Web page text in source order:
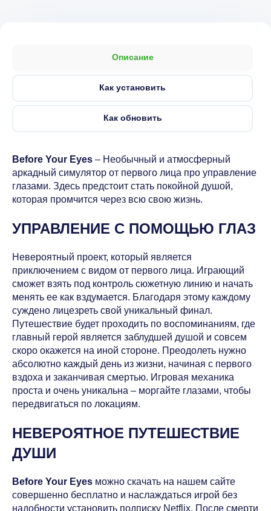
Описание
Как установить
Как обновить
Before Your Eyes – Необычный и атмосферный
аркадный симулятор от первого лица про управление
глазами. Здесь предстоит стать покойной душой,
которая промчится через всю свою жизнь.
УПРАВЛЕНИЕ С ПОМОЩЬЮ ГЛАЗ
Невероятный проект, который является
приключением с видом от первого лица. Играющий
сможет взять под контроль сюжетную линию и начать
менять ее как вздумается. Благодаря этому каждому
суждено лицезреть свой уникальный финал.
Путешествие будет проходить по воспоминаниям, где
главный герой является заблудшей душой и совсем
скоро окажется на иной стороне. Преодолеть нужно
абсолютно каждый день из жизни, начиная с первого
вздоха и заканчивая смертью. Игровая механика
проста и очень уникальна – моргайте глазами, чтобы
передвигаться по локациям.
НЕВЕРОЯТНОЕ ПУТЕШЕСТВИЕ
ДУШИ
Before Your Eyes можно скачать на нашем сайте
совершенно бесплатно и наслаждаться игрой без
надобности установить подписку Netflix. После смерти